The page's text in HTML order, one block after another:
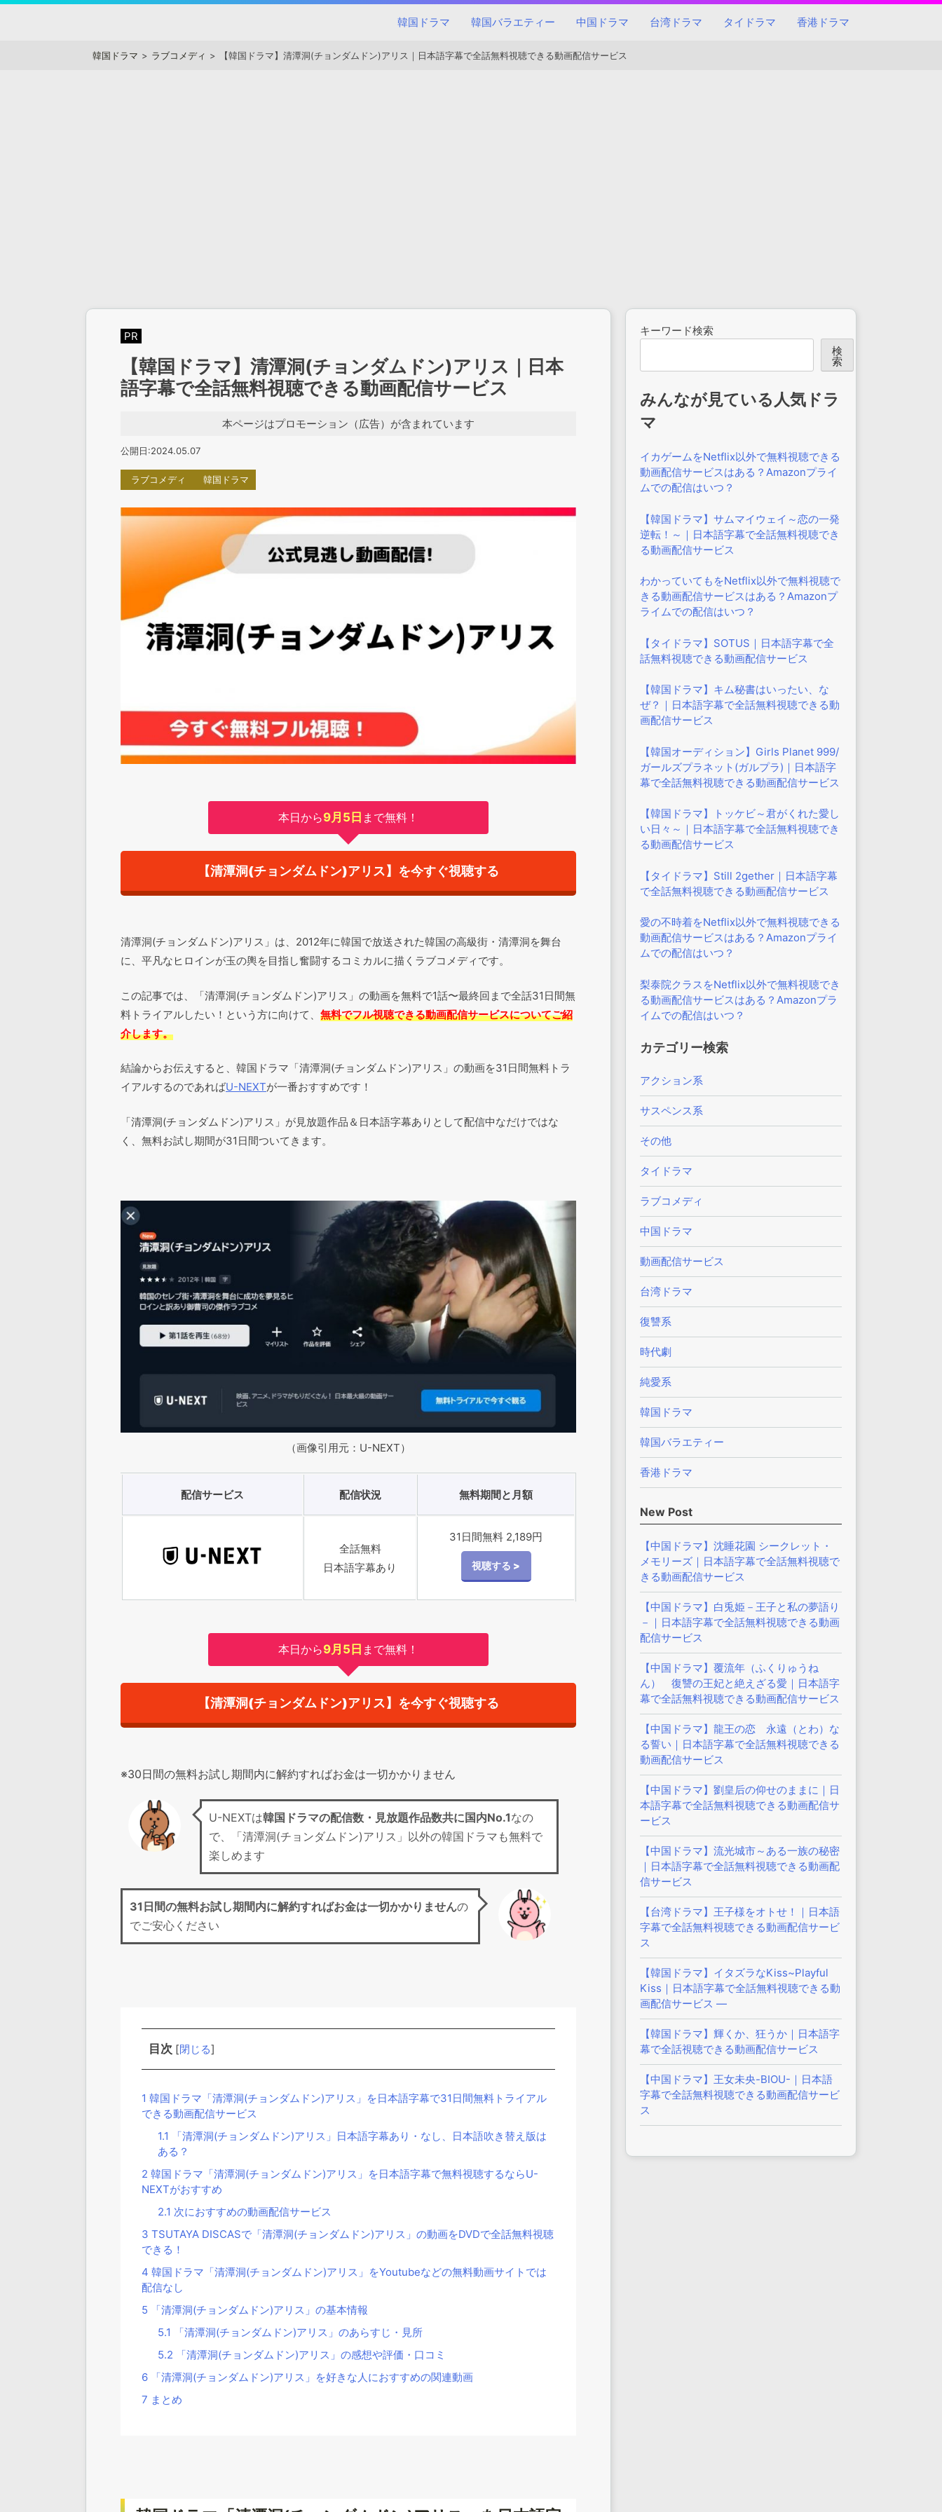
韓国ドラマ 韓国バラエティー 中国ドラマ 台湾ドラマ タイドラマ 香港ドラマ
韓国ドラマ ラブコメディ 【韓国ドラマ】清潭洞(チョンダムドン)アリス｜日本語字幕で全話無料視聴できる動画配信サービス
PR
【韓国ドラマ】清潭洞(チョンダムドン)アリス｜日本
語字幕で全話無料視聴できる動画配信サービス
本ページはプロモーション（広告）が含まれています
公開日:2024.05.07
ラブコメディ 韓国ドラマ
本日から9月5日 まで無料！
【清潭洞(チョンダムドン)アリス】を今すぐ視聴する
清潭洞(チョンダムドン)アリス」は、2012年に韓国で放送された韓国の高級街・清潭洞を舞台
に、平凡なヒロインが玉の輿を目指し奮闘するコミカルに描くラブコメディです。
この記事では、「清潭洞(チョンダムドン)アリス」の動画を無料で1話〜最終回まで全話31日間無
料トライアルしたい！という方に向けて、 無料でフル視聴できる動画配信サービスについてご紹
介します。
結論からお伝えすると、韓国ドラマ「清潭洞(チョンダムドン)アリス」の動画を31日間無料トラ
イアルするのであればU-NEXTが一番おすすめです！
「清潭洞(チョンダムドン)アリス」が見放題作品＆日本語字幕ありとして配信中なだけではな
く、無料お試し期間が31日間ついてきます。
（画像引用元：U-NEXT）
配信サービス 配信状況 無料期間と月額
全話無料
日本語字幕あり
31日間無料 2,189円
本日から9月5日 まで無料！
【清潭洞(チョンダムドン)アリス】を今すぐ視聴する
※30日間の無料お試し期間内に解約すればお金は一切かかりません
U-NEXTは韓国ドラマの配信数・見放題作品数共に国内No.1なの
で、「清潭洞(チョンダムドン)アリス」以外の韓国ドラマも無料で
楽しめます
31日間の無料お試し期間内に解約すればお金は一切かかりませんの
でご安心ください
目次 [閉じる]
1 韓国ドラマ「清潭洞(チョンダムドン)アリス」を日本語字幕で31日間無料トライアル
できる動画配信サービス
1.1 「清潭洞(チョンダムドン)アリス」日本語字幕あり・なし、日本語吹き替え版は
ある？
2 韓国ドラマ「清潭洞(チョンダムドン)アリス」を日本語字幕で無料視聴するならU-
NEXTがおすすめ
2.1 次におすすめの動画配信サービス
3 TSUTAYA DISCASで「清潭洞(チョンダムドン)アリス」の動画をDVDで全話無料視聴
できる！
4 韓国ドラマ「清潭洞(チョンダムドン)アリス」をYoutubeなどの無料動画サイトでは
配信なし
5 「清潭洞(チョンダムドン)アリス」の基本情報
5.1 「清潭洞(チョンダムドン)アリス」のあらすじ・見所
5.2 「清潭洞(チョンダムドン)アリス」の感想や評価・口コミ
6 「清潭洞(チョンダムドン)アリス」を好きな人におすすめの関連動画
7 まとめ
キーワード検索
検
索
みんなが見ている人気ドラ
マ
イカゲームをNetflix以外で無料視聴できる
動画配信サービスはある？Amazonプライ
ムでの配信はいつ？
【韓国ドラマ】サムマイウェイ～恋の一発
逆転！～｜日本語字幕で全話無料視聴でき
る動画配信サービス
わかっていてもをNetflix以外で無料視聴で
きる動画配信サービスはある？Amazonプ
ライムでの配信はいつ？
【タイドラマ】SOTUS｜日本語字幕で全
話無料視聴できる動画配信サービス
【韓国ドラマ】キム秘書はいったい、な
ぜ？｜日本語字幕で全話無料視聴できる動
画配信サービス
【韓国オーディション】Girls Planet 999/
ガールズプラネット(ガルプラ)｜日本語字
幕で全話無料視聴できる動画配信サービス
【韓国ドラマ】トッケビ～君がくれた愛し
い日々～｜日本語字幕で全話無料視聴でき
る動画配信サービス
【タイドラマ】Still 2gether｜日本語字幕
で全話無料視聴できる動画配信サービス
愛の不時着をNetflix以外で無料視聴できる
動画配信サービスはある？Amazonプライ
ムでの配信はいつ？
梨泰院クラスをNetflix以外で無料視聴でき
る動画配信サービスはある？Amazonプラ
イムでの配信はいつ？
カテゴリー検索
アクション系
サスペンス系
その他
タイドラマ
ラブコメディ
中国ドラマ
動画配信サービス
台湾ドラマ
復讐系
時代劇
純愛系
韓国ドラマ
韓国バラエティー
香港ドラマ
New Post
【中国ドラマ】沈睡花園 シークレット・
メモリーズ｜日本語字幕で全話無料視聴で
きる動画配信サービス
【中国ドラマ】白兎姫－王子と私の夢語り
－｜日本語字幕で全話無料視聴できる動画
配信サービス
【中国ドラマ】覆流年（ふくりゅうね
ん） 復讐の王妃と絶えざる愛｜日本語字
幕で全話無料視聴できる動画配信サービス
【中国ドラマ】龍王の恋 永遠（とわ）な
る誓い｜日本語字幕で全話無料視聴できる
動画配信サービス
【中国ドラマ】劉皇后の仰せのままに｜日
本語字幕で全話無料視聴できる動画配信サ
ービス
【中国ドラマ】流光城市～ある一族の秘密
｜日本語字幕で全話無料視聴できる動画配
信サービス
【台湾ドラマ】王子様をオトせ！｜日本語
字幕で全話無料視聴できる動画配信サービ
ス
【韓国ドラマ】イタズラなKiss~Playful
Kiss｜日本語字幕で全話無料視聴できる動
画配信サービス —
【韓国ドラマ】輝くか、狂うか｜日本語字
幕で全話視聴できる動画配信サービス
【中国ドラマ】王女未央-BIOU-｜日本語
字幕で全話無料視聴できる動画配信サービ
ス